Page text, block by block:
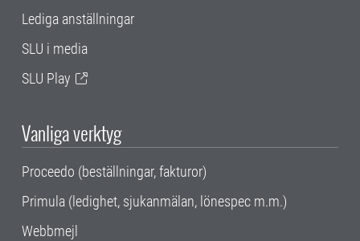
Lediga anställningar
SLU i media
SLU Play
Vanliga verktyg
Proceedo (beställningar, fakturor)
Primula (ledighet, sjukanmälan, lönespec m.m.)
Webbmejl